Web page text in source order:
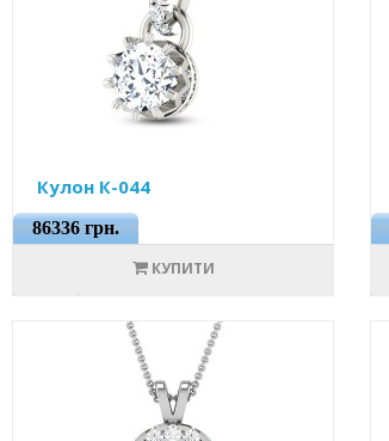
Кулон К-044
86336 грн.
КУПИТИ